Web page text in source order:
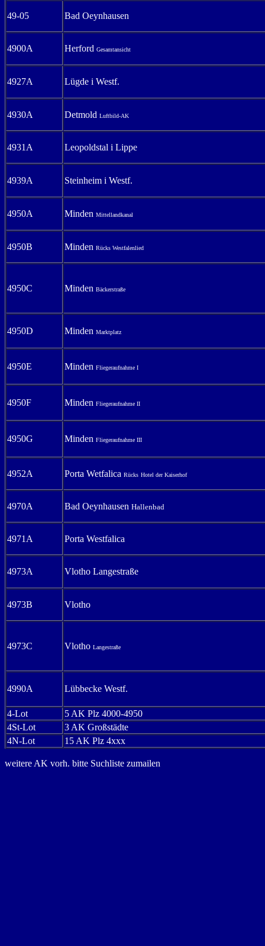
49-05 Bad Oeynhausen
4900A Herford Gesamtansicht
4927A Lügde i Westf.
4930A Detmold Luftbild-AK
4931A Leopoldstal i Lippe
4939A Steinheim i Westf.
4950A Minden Mittellandkanal
4950B Minden Rücks Westfalenlied
4950C Minden Bäckerstraße
4950D Minden Marktplatz
4950E Minden Fliegeraufnahme I
4950F Minden Fliegeraufnahme II
4950G Minden Fliegeraufnahme III
4952A Porta Wetfalica Rücks Hotel der Kaiserhof
4970A Bad Oeynhausen Hallenbad
4971A Porta Westfalica
4973A Vlotho Langestraße
4973B Vlotho
4973C Vlotho Langestraße
4990A Lübbecke Westf.
4-Lot
5 AK Plz 4000-4950
4St-Lot
3 AK Großstädte
4N-Lot
15 AK Plz 4xxx
weitere AK vorh. bitte Suchliste zumailen